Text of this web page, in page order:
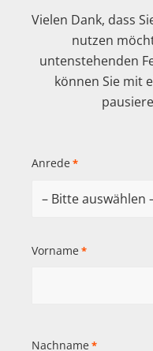
Vielen Dank, dass
nutzen
untenstehenden
können Sie mit
Anrede *
Vorname *
Nachname *